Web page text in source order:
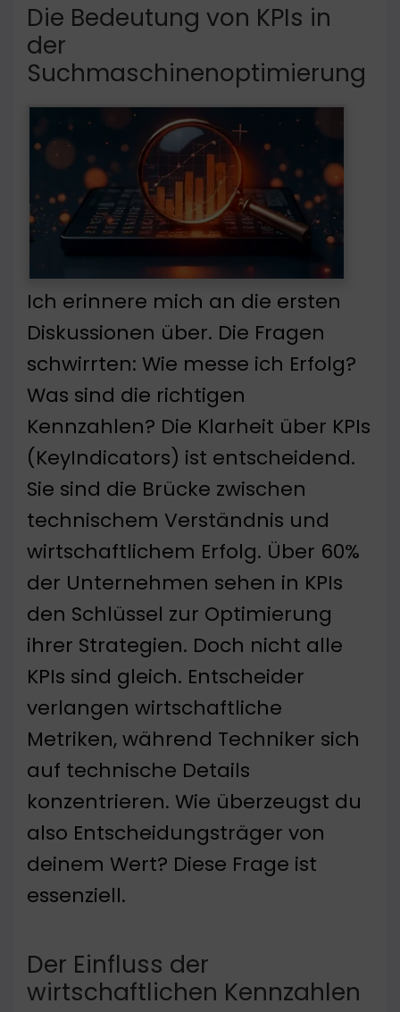
Die Bedeutung von KPIs in
der
Suchmaschinenoptimierung
Ich erinnere mich an die ersten
Diskussionen über. Die Fragen
schwirrten: Wie messe ich Erfolg?
Was sind die richtigen
Kennzahlen? Die Klarheit über KPIs
(KeyIndicators) ist entscheidend.
Sie sind die Brücke zwischen
technischem Verständnis und
wirtschaftlichem Erfolg. Über 60%
der Unternehmen sehen in KPIs
den Schlüssel zur Optimierung
ihrer Strategien. Doch nicht alle
KPIs sind gleich. Entscheider
verlangen wirtschaftliche
Metriken, während Techniker sich
auf technische Details
konzentrieren. Wie überzeugst du
also Entscheidungsträger von
deinem Wert? Diese Frage ist
essenziell.
Der Einfluss der
wirtschaftlichen Kennzahlen